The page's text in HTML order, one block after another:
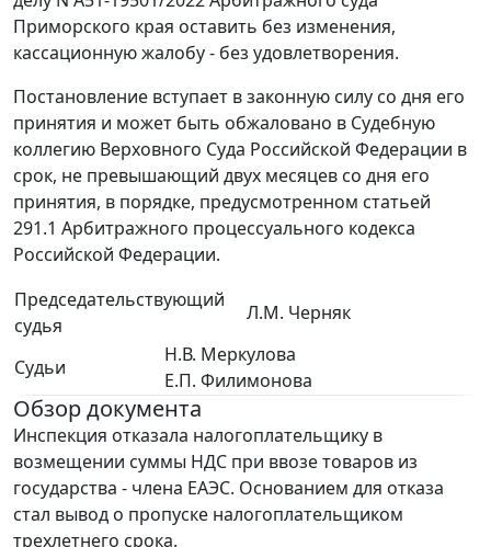
Приморского края оставить без изменения,
кассационную жалобу - без удовлетворения.
Постановление вступает в законную силу со дня его
принятия и может быть обжаловано в Судебную
коллегию Верховного Суда Российской Федерации в
срок, не превышающий двух месяцев со дня его
принятия, в порядке, предусмотренном статьей
291.1 Арбитражного процессуального кодекса
Российской Федерации.
Председательствующий
судья
Л.М. Черняк
Судьи
Н.В. Меркулова
Е.П. Филимонова
Обзор документа
Инспекция отказала налогоплательщику в
возмещении суммы НДС при ввозе товаров из
государства - члена ЕАЭС. Основанием для отказа
стал вывод о пропуске налогоплательщиком
трехлетнего срока.